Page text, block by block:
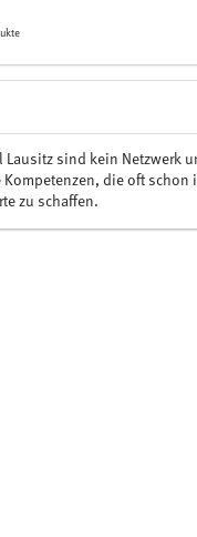
Lausitz sind kein
Kompetenzen, die oft
zu schaffen.